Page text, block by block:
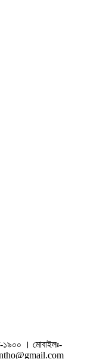
১৯০০ । মোবাইলঃ-